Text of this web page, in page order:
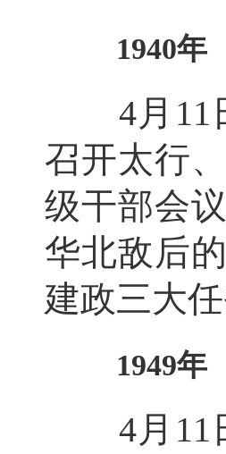
1940年
4月11日
召开太行
级干部会
华北敌后
建政三大任
1949年
4月11日